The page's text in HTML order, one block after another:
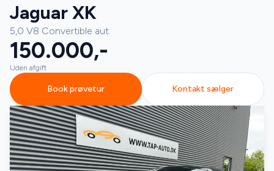
Jaguar XK
5,0 V8 Convertible aut.
150.000,-
Uden afgift
Book prøvetur Kontakt sælger